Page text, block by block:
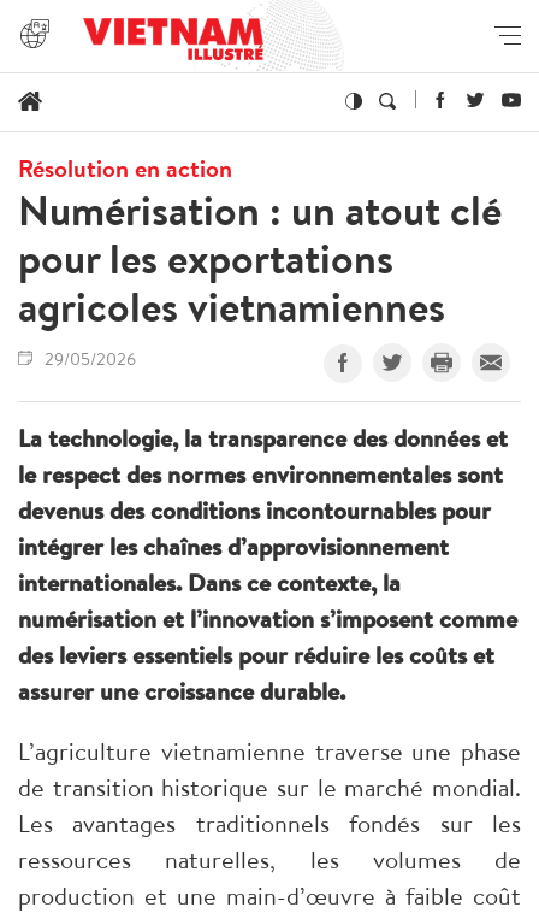
Résolution en action
Numérisation : un atout clé
pour les exportations
agricoles vietnamiennes
29/05/2026
La technologie, la transparence des données et
le respect des normes environnementales sont
devenus des conditions incontournables pour
intégrer les chaînes d’approvisionnement
internationales. Dans ce contexte, la
numérisation et l’innovation s’imposent comme
des leviers essentiels pour réduire les coûts et
assurer une croissance durable.
L’agriculture vietnamienne traverse une phase
de transition historique sur le marché mondial.
Les avantages traditionnels fondés sur les
ressources naturelles, les volumes de
production et une main-d’œuvre à faible coût